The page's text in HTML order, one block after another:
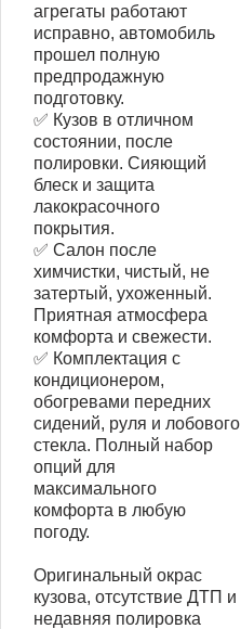
агрегаты работают
исправно, автомобиль
прошел полную
предпродажную
подготовку.
✅ Кузов в отличном
состоянии, после
полировки. Сияющий
блеск и защита
лакокрасочного
покрытия.
✅ Салон после
химчистки, чистый, не
затертый, ухоженный.
Приятная атмосфера
комфорта и свежести.
✅ Комплектация с
кондиционером,
обогревами передних
сидений, руля и лобового
стекла. Полный набор
опций для
максимального
комфорта в любую
погоду.
Оригинальный окрас
кузова, отсутствие ДТП и
недавняя полировка